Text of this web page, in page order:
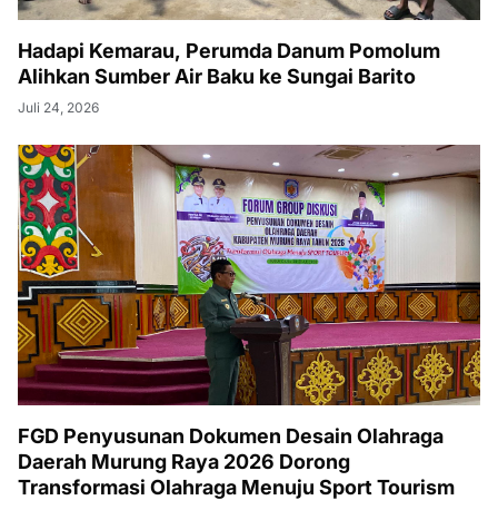
Hadapi Kemarau, Perumda Danum Pomolum
Alihkan Sumber Air Baku ke Sungai Barito
Juli 24, 2026
FGD Penyusunan Dokumen Desain Olahraga
Daerah Murung Raya 2026 Dorong
Transformasi Olahraga Menuju Sport Tourism